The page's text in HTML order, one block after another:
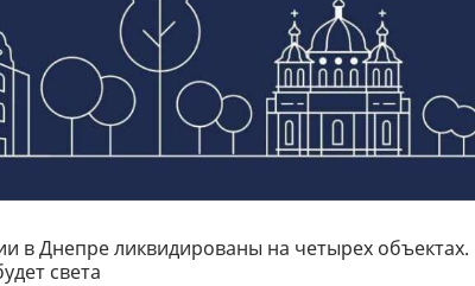
в Днепре ликвидированы на четырех объектах.
света